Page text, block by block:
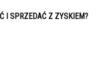
I SPRZEDAĆ Z ZYSKIEM?